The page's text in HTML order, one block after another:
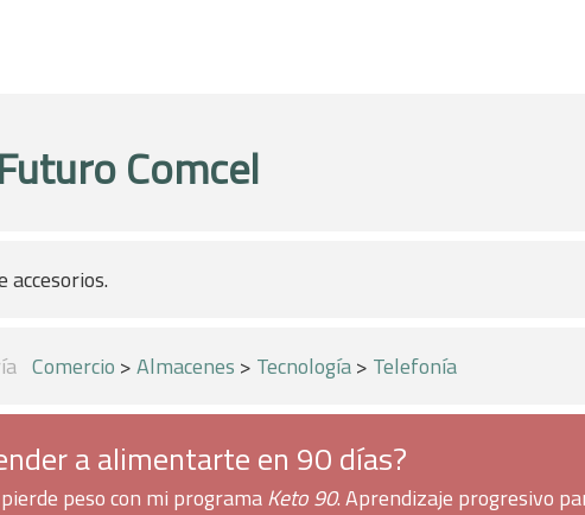
Comcel
accesorios.
Comercio >Almacenes > Tecnología> Telefonía
a alimentarte en 90 días?
peso con mi programaKeto 90. Aprendizaje progresivo